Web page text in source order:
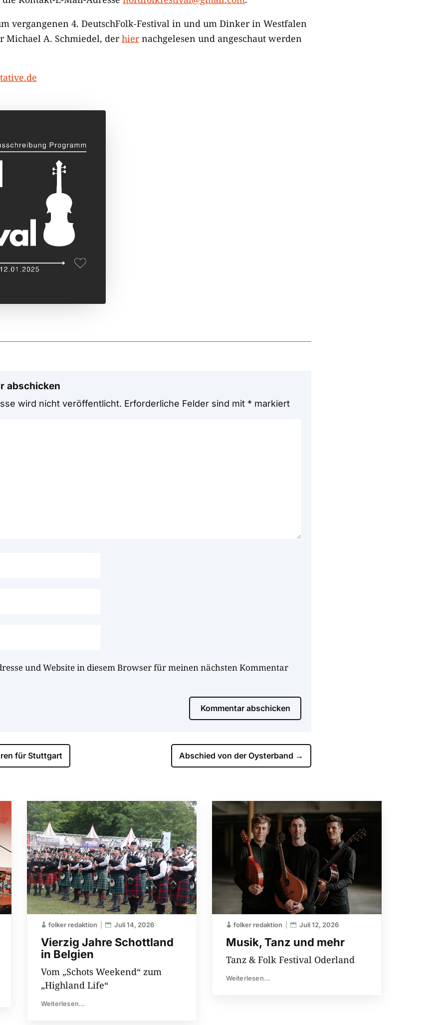
vergangenen 4. DeutschFolk-Festival in und um Dinker in Westfalen
Michael A. Schmiedel, derhiernachgelesen und angeschaut werden
abschicken
wird nicht veröffentlicht. Erforderliche Felder sind mit * markiert
und Website in diesem Browser für meinen nächsten Kommentar
Kommentar abschicken
für Stuttgart Abschied von der Oysterband →
Vierzig Jahre Schottland
in Belgien
folker redaktion Juli 14, 2026
Vom „Schots Weekend“ zum
„Highland Life“
Weiterlesen...
Musik, Tanz und mehr
folker redaktion Juli 12, 2026
Tanz & Folk Festival Oderland
Weiterlesen...